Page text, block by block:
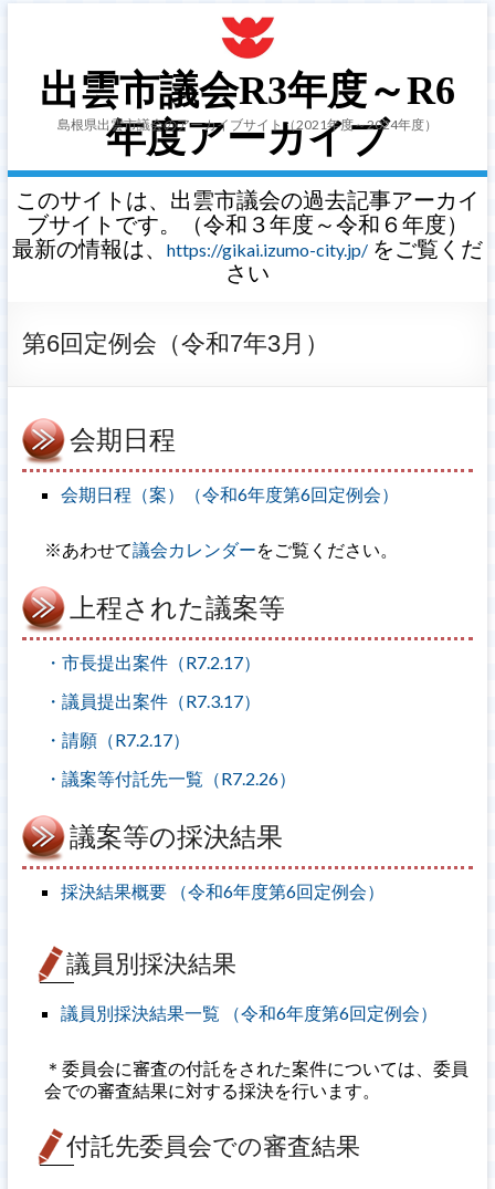
出雲市議会R3年度～R6
年度アーカイブ
島根県出雲市議会のアーカイブサイト（2021年度～2024年度）
このサイトは、出雲市議会の過去記事アーカイ
ブサイトです。（令和３年度～令和６年度）
最新の情報は、
https://gikai.izumo-city.jp/をご覧くだ
さい
第6回定例会（令和7年3月）
会期日程
会期日程（案）（令和6年度第6回定例会）
※あわせて議会カレンダーをご覧ください。
上程された議案等
・市長提出案件（R7.2.17）
・議員提出案件（R7.3.17）
・請願（R7.2.17）
・議案等付託先一覧（R7.2.26）
議案等の採決結果
採決結果概要 （令和6年度第6回定例会）
議員別採決結果
議員別採決結果一覧 （令和6年度第6回定例会）
＊委員会に審査の付託をされた案件については、委員
会での審査結果に対する採決を行います。
付託先委員会での審査結果